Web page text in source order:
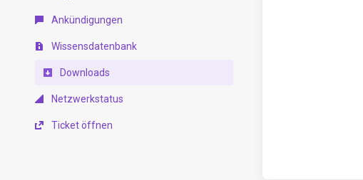
Ankündigungen
Wissensdatenbank
Downloads
Netzwerkstatus
Ticket öffnen